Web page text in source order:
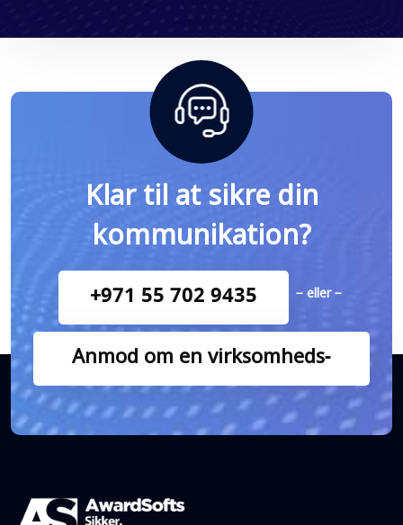
Klar til at sikre din
kommunikation?
+971 55 702 9435 − eller −
Anmod om en virksomheds-
demo